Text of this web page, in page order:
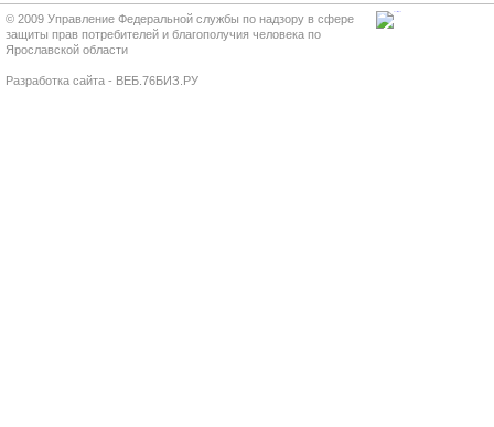
© 2009 Управление Федеральной службы по надзору в сфере
защиты прав потребителей и благополучия человека по
Ярославской области
Разработка сайта - ВЕБ.76БИЗ.РУ